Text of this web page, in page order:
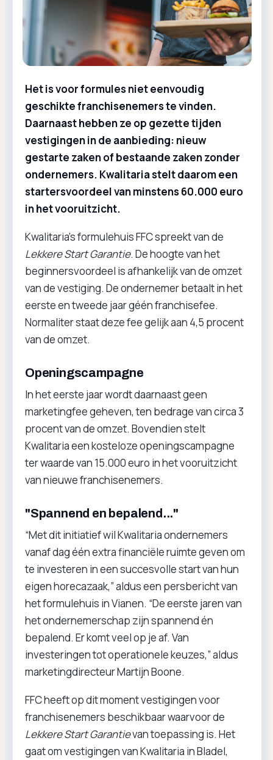
Het is voor formules niet eenvoudig
geschikte franchisenemers te vinden.
Daarnaast hebben ze op gezette tijden
vestigingen in de aanbieding: nieuw
gestarte zaken of bestaande zaken zonder
ondernemers. Kwalitaria stelt daarom een
startersvoordeel van minstens 60.000 euro
in het vooruitzicht.
Kwalitaria’s formulehuis FFC spreekt van de
Lekkere Start Garantie. De hoogte van het
beginnersvoordeel is afhankelijk van de omzet
van de vestiging. De ondernemer betaalt in het
eerste en tweede jaar géén franchisefee.
Normaliter staat deze fee gelijk aan 4,5 procent
van de omzet.
Openingscampagne
In het eerste jaar wordt daarnaast geen
marketingfee geheven, ten bedrage van circa 3
procent van de omzet. Bovendien stelt
Kwalitaria een kosteloze openingscampagne
ter waarde van 15.000 euro in het vooruitzicht
van nieuwe franchisenemers.
"Spannend en bepalend..."
“Met dit initiatief wil Kwalitaria ondernemers
vanaf dag één extra financiële ruimte geven om
te investeren in een succesvolle start van hun
eigen horecazaak,” aldus een persbericht van
het formulehuis in Vianen. “De eerste jaren van
het ondernemerschap zijn spannend én
bepalend. Er komt veel op je af. Van
investeringen tot operationele keuzes,” aldus
marketingdirecteur Martijn Boone.
FFC heeft op dit moment vestigingen voor
franchisenemers beschikbaar waarvoor de
Lekkere Start Garantievan toepassing is. Het
gaat om vestigingen van Kwalitaria in Bladel,